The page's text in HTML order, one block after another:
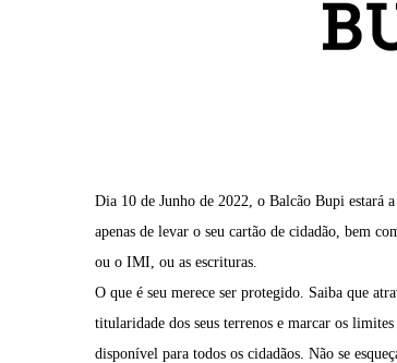
Dia 10 de Junho de 2022, o Balcão Bupi estará
apenas de levar o seu cartão de cidadão, bem
ou o IMI, ou as escrituras.
O que é seu merece ser protegido. Saiba que
titularidade dos seus terrenos e marcar os
disponível para todos os cidadãos. Não se